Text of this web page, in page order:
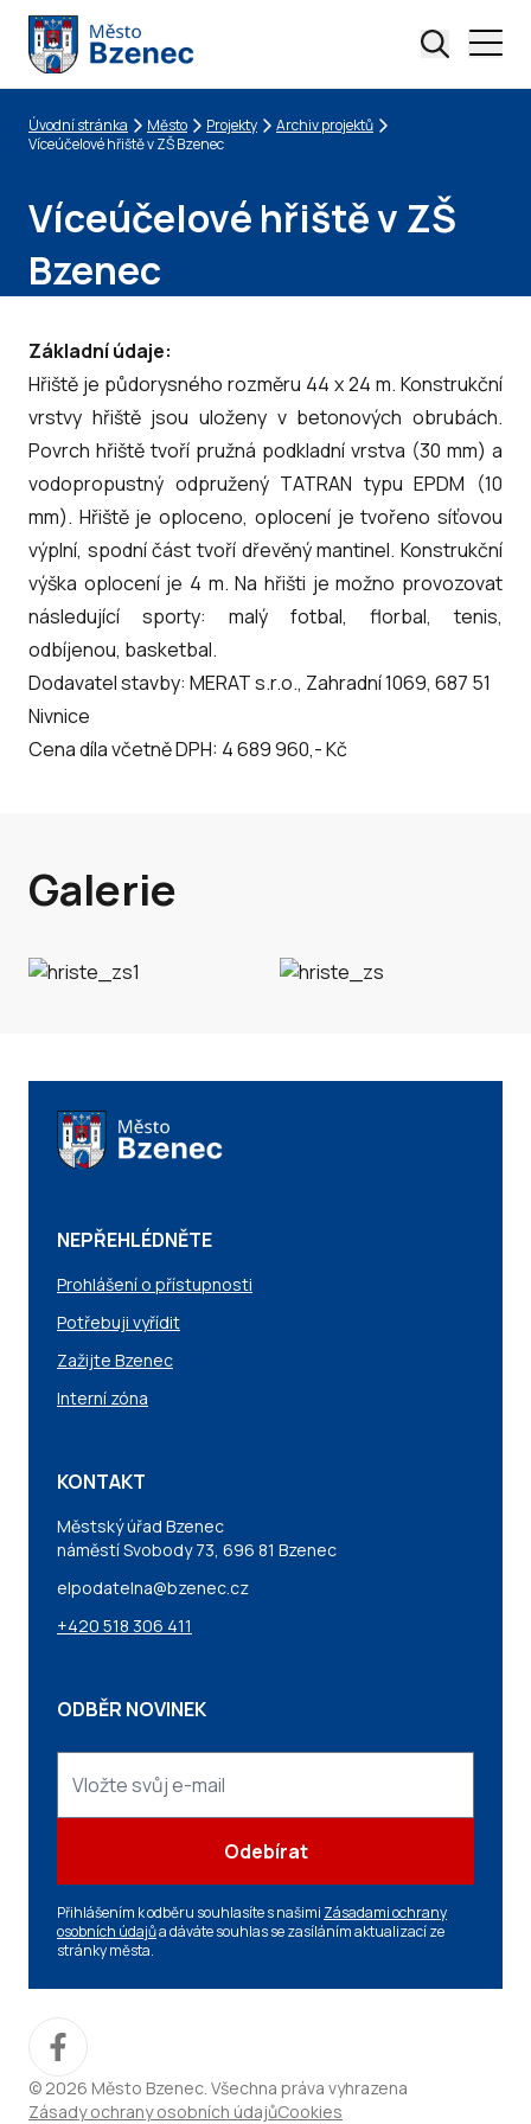
Drobečková navigace
Úvodní stránka Město Projekty
Archiv projektů
Víceúčelové hřiště v ZŠ Bzenec
Víceúčelové hřiště v ZŠ
Bzenec
Základní údaje:
Hřiště je půdorysného rozměru 44 x 24 m. Konstrukční
vrstvy hřiště jsou uloženy v betonových obrubách.
Povrch hřiště tvoří pružná podkladní vrstva (30 mm) a
vodopropustný odpružený TATRAN typu EPDM (10
mm). Hřiště je oploceno, oplocení je tvořeno síťovou
výplní, spodní část tvoří dřevěný mantinel. Konstrukční
výška oplocení je 4 m. Na hřišti je možno provozovat
následující sporty: malý fotbal, florbal, tenis,
odbíjenou, basketbal.
Dodavatel stavby: MERAT s.r.o., Zahradní 1069, 687 51
Nivnice
Cena díla včetně DPH: 4 689 960,- Kč
Galerie
NEPŘEHLÉDNĚTE
Prohlášení o přístupnosti
Potřebuji vyřídit
Zažijte Bzenec
Interní zóna
KONTAKT
Městský úřad Bzenec
náměstí Svobody 73, 696 81 Bzenec
elpodatelna@bzenec.cz
+420 518 306 411
ODBĚR NOVINEK
Odebírat
Přihlášením k odběru souhlasíte s našimi Zásadami ochrany
osobních údajůa dáváte souhlas se zasíláním aktualizací ze
stránky města.
© 2026 Město Bzenec. Všechna práva vyhrazena
Zásady ochrany osobních údajůCookies